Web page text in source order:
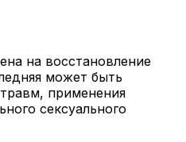
на восстановление
может быть
применения
сексуального